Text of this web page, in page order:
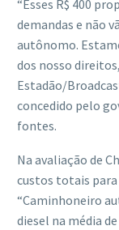
“Esses R$ 400
demandas e não
autônomo.
dos nosso
Estadão/
concedido pelo
fontes.
Na avaliação de
custos totais
“Caminhoneiro
diesel na média